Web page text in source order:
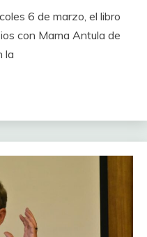
6 de marzo, el libro
con Mama Antula de
la